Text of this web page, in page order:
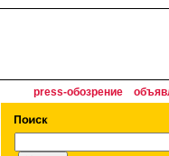
press-обозрение